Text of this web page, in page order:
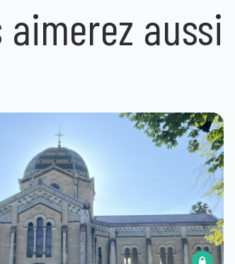
aimerez aussi